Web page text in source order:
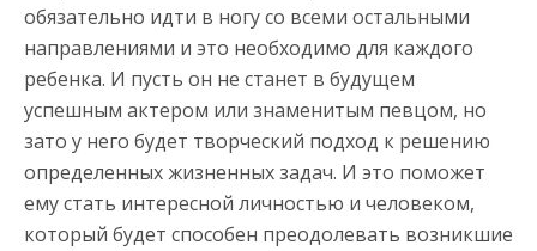
обязательно идти в ногу со всеми остальными
направлениями и это необходимо для каждого
ребенка. И пусть он не станет в будущем
успешным актером или знаменитым певцом, но
зато у него будет творческий подход к решению
определенных жизненных задач. И это поможет
ему стать интересной личностью и человеком,
который будет способен преодолевать возникшие